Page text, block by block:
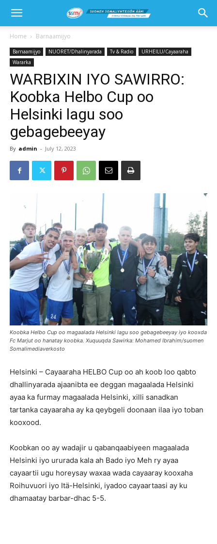
Home Barnaamijyo
Barnaamijyo NUORET/Dhalinyarada Tv & Radio
URHEILU/Cayaaraha
Wararka
WARBIXIN IYO SAWIRRO:
Koobka Helbo Cup oo
Helsinki lagu soo
gebagebeeyay
By admin - July 12, 2023
Koobka Helbo Cup oo magaalada Helsinki lagu soo gebagebeeyay iyo kooxda
Fc Marjut oo hanatay koobka. Xuquuqda Sawirka: Mohamed Ibrahim/suomen
Somalimediaverkosto
Helsinki – Cayaaraha HELBO Cup oo ah koob loo qabto
dhallinyarada ajaanibta ee deggan magaalada Helsinki
ayaa ka furmay magaalada Helsinki, xilli sanadkan
tartanka cayaaraha ay ka qeybgeli doonaan ilaa iyo toban
kooxood.
Koobkan oo ay wadajir u qabanqaabiyeen magaalada
Helsinki iyo ururada kala ah Bado iyo Meh ry ayaa
cayaartii ugu horeysay waxaa wada cayaaray kooxaha
Roihuvuori iyo Itä-Helsinki, iyadoo cayaartaasi ay ku
dhamaatay barbar-dhac 5-5.